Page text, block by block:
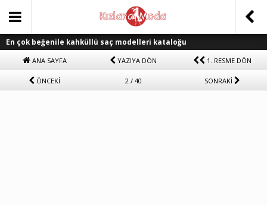
En çok beğenile kahküllü saç modelleri kataloğu
ANA SAYFA YAZIYA DÖN 1. RESME DÖN
ÖNCEKİ 2 / 40 SONRAKİ